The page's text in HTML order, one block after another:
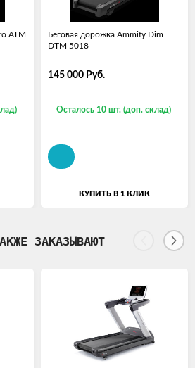
ATM
Беговая дорожка Ammity Dim
DTM 5018
145 000 Руб.
Осталось 10 шт. (доп. склад)
КУПИТЬ В 1 КЛИК
ЗАКАЗЫВАЮТ